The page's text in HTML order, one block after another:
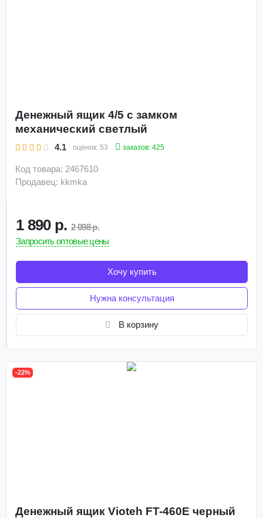
Денежный ящик 4/5 с замком
механический светлый
4.1 оценок: 53 заказов: 425
Код товара: 2467610
Продавец: kkmka
1 890 р. 2 098 р.
Запросить оптовые цены
Хочу купить
Нужна консультация
В корзину
-22%
Денежный ящик Vioteh FT-460Е черный